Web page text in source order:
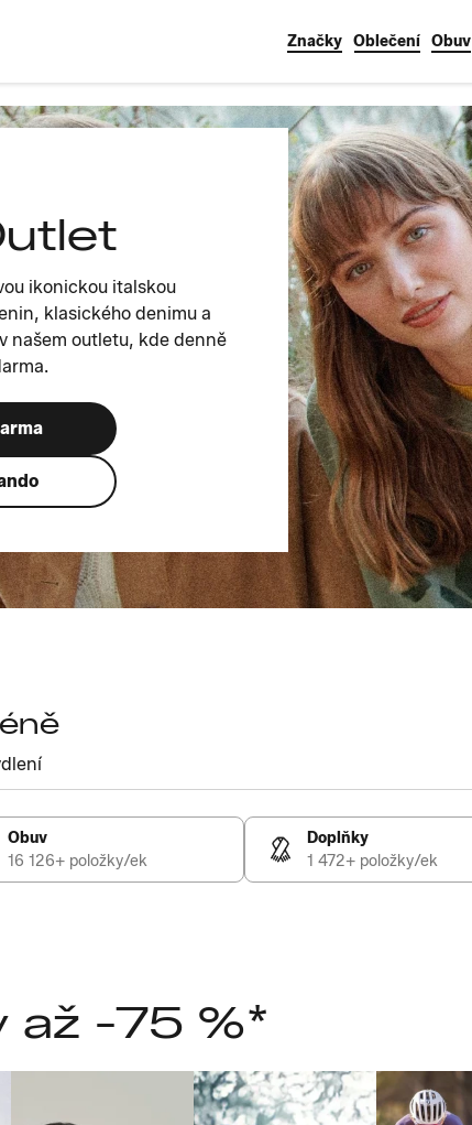
Značky Oblečení Obuv
ikonickou italskou
klasického denimu a
našem outletu, kde denně
Obuv
16 126+ položky/ek
Doplňky
1 472+ položky/ek
až -75 %*